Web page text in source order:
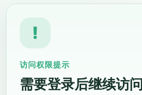
!
访问权限提示
需要登录后继续访问